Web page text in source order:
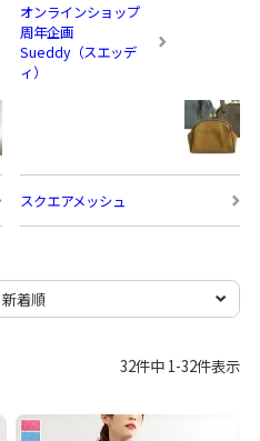
オンラインショップ
周年企画
Sueddy（スエッデ
ィ）
スクエアメッシュ
32件中 1-32件表示